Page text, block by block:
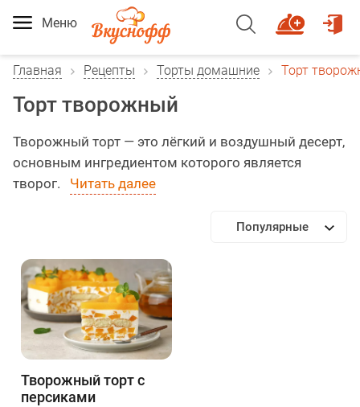
Меню
Главная Рецепты Торты домашние Торт
Торт творожный
Творожный торт — это лёгкий и воздушный десерт,
основным ингредиентом которого является
творог.
Читать далее
Популярные
Творожный торт с
персиками